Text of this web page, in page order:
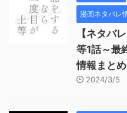
漫画ネタバレ
【ネタバ
等1話～最
情報まとめ
2024/3/5